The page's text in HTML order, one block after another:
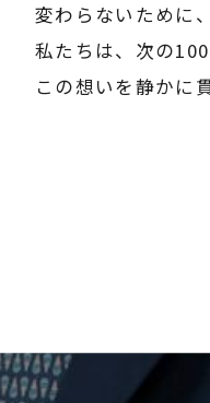
変わらないために
私たちは、次の100
この想いを静かに